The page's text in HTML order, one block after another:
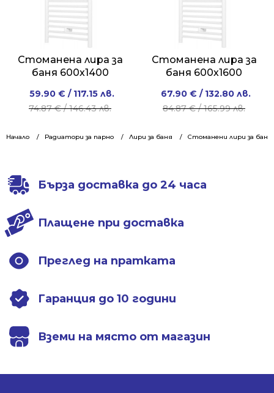
Начало Радиатори за парно Лири за баня Стоманени лири за баня
Стоманена лира за
баня 600х1400
74.87€/ 146.43 лв.
Original
price
74.87 €
59.90 € / 117.15 лв.
Current
price
59.90 €
Стоманена лира за
баня 600х1600
84.87€/ 165.99 лв.
Original
price
84.87 €
67.90 € / 132.80 лв.
Current
price
67.90 €
Бърза доставка до 24 часа
Плащене при доставка
Преглед на пратката
Гаранция до 10 години
Вземи на място от магазин